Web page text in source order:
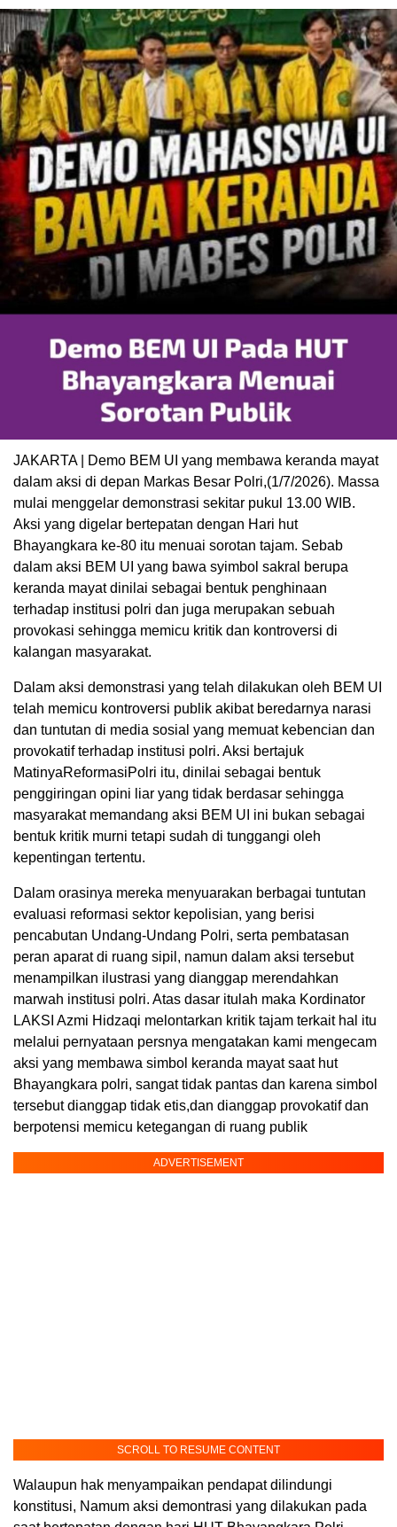
JAKARTA | Demo BEM UI yang membawa keranda mayat
dalam aksi di depan Markas Besar Polri,(1/7/2026). Massa
mulai menggelar demonstrasi sekitar pukul 13.00 WIB.
Aksi yang digelar bertepatan dengan Hari hut
Bhayangkara ke-80 itu menuai sorotan tajam. Sebab
dalam aksi BEM UI yang bawa syimbol sakral berupa
keranda mayat dinilai sebagai bentuk penghinaan
terhadap institusi polri dan juga merupakan sebuah
provokasi sehingga memicu kritik dan kontroversi di
kalangan masyarakat.
Dalam aksi demonstrasi yang telah dilakukan oleh BEM UI
telah memicu kontroversi publik akibat beredarnya narasi
dan tuntutan di media sosial yang memuat kebencian dan
provokatif terhadap institusi polri. Aksi bertajuk
MatinyaReformasiPolri itu, dinilai sebagai bentuk
penggiringan opini liar yang tidak berdasar sehingga
masyarakat memandang aksi BEM UI ini bukan sebagai
bentuk kritik murni tetapi sudah di tunggangi oleh
kepentingan tertentu.
Dalam orasinya mereka menyuarakan berbagai tuntutan
evaluasi reformasi sektor kepolisian, yang berisi
pencabutan Undang-Undang Polri, serta pembatasan
peran aparat di ruang sipil, namun dalam aksi tersebut
menampilkan ilustrasi yang dianggap merendahkan
marwah institusi polri. Atas dasar itulah maka Kordinator
LAKSI Azmi Hidzaqi melontarkan kritik tajam terkait hal itu
melalui pernyataan persnya mengatakan kami mengecam
aksi yang membawa simbol keranda mayat saat hut
Bhayangkara polri, sangat tidak pantas dan karena simbol
tersebut dianggap tidak etis,dan dianggap provokatif dan
berpotensi memicu ketegangan di ruang publik
ADVERTISEMENT
SCROLL TO RESUME CONTENT
Walaupun hak menyampaikan pendapat dilindungi
konstitusi, Namum aksi demontrasi yang dilakukan pada